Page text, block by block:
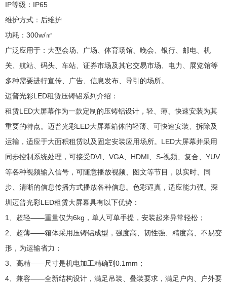
IP等级：IP65
维护方式：后维护
功耗：300w/㎡
广泛应用于：大型会场、广场、体育场馆、晚会、银行、邮电、机
关、航站、码头、车站、证券市场及其它交易市场、电力、展览馆等
多种需要进行宣传、广告、信息发布、导引的场所。
迈普光彩LED租赁压铸铝系列介绍：
租赁LED大屏幕作为一款定制的压铸铝设计，轻、薄、快速安装为其
重要的特点。迈普光彩LED大屏幕箱体的轻薄、可快速安装、拆除及
运输，适应于大面积租赁以及固定安装应用场所。LED大屏幕并采用
同步控制系统处理，可接受DVI、VGA、HDMI、S-视频、复合、YUV
等各种视频输入信号，可随意播放视频、图文等节目，以实时、同
步、清晰的信息传播方式播放各种信息。色彩逼真，适应能力强。深
圳迈普光彩LED租赁大屏幕具有以下优势：
1、超轻——重量仅为6kg，单人可单手提，安装起来异常轻松；
2、超薄——箱体采用压铸铝成型，强度高、韧性强、精度高、不易变
形，为运输省力；
3、高精——尺寸是机电加工精确到0.1mm；
4、兼容——全新结构设计，满足吊装、叠装要求，满足户内、户外要